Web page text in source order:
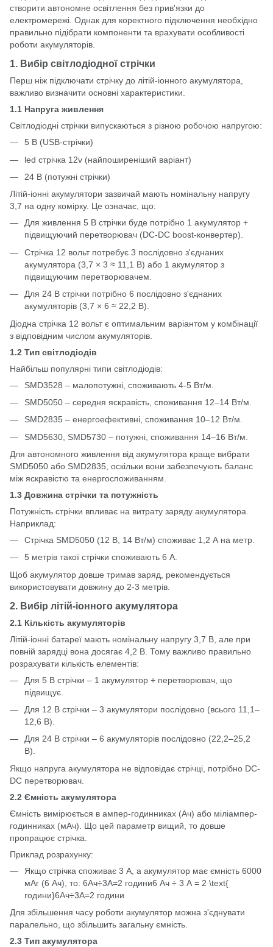
створити автономне освітлення без прив'язки до
електромережі. Однак для коректного підключення необхідно
правильно підібрати компоненти та врахувати особливості
роботи акумуляторів.
1. Вибір світлодіодної стрічки
Перш ніж підключати стрічку до літій-іонного акумулятора,
важливо визначити основні характеристики.
1.1 Напруга живлення
Світлодіодні стрічки випускаються з різною робочою напругою:
5 В (USB-стрічки)
led стрічка 12v (найпоширеніший варіант)
24 В (потужні стрічки)
Літій-іонні акумулятори зазвичай мають номінальну напругу
3,7 на одну комірку. Це означає, що:
Для живлення 5 В стрічки буде потрібно 1 акумулятор +
підвищуючий перетворювач (DC-DC boost-конвертер).
Стрічка 12 вольт потребує 3 послідовно з'єднаних
акумулятора (3,7 × 3 ≈ 11,1 В) або 1 акумулятор з
підвищуючим перетворювачем.
Для 24 В стрічки потрібно 6 послідовно з'єднаних
акумуляторів (3,7 × 6 ≈ 22,2 В).
Діодна стрічка 12 вольт є оптимальним варіантом у комбінації
з відповідним числом акумуляторів.
1.2 Тип світлодіодів
Найбільш популярні типи світлодіодів:
SMD3528 – малопотужні, споживають 4-5 Вт/м.
SMD5050 – середня яскравість, споживання 12–14 Вт/м.
SMD2835 – енергоефективні, споживання 10–12 Вт/м.
SMD5630, SMD5730 – потужні, споживання 14–16 Вт/м.
Для автономного живлення від акумулятора краще вибрати
SMD5050 або SMD2835, оскільки вони забезпечують баланс
між яскравістю та енергоспоживанням.
1.3 Довжина стрічки та потужність
Потужність стрічки впливає на витрату заряду акумулятора.
Наприклад:
Стрічка SMD5050 (12 В, 14 Вт/м) споживає 1,2 А на метр.
5 метрів такої стрічки споживають 6 А.
Щоб акумулятор довше тримав заряд, рекомендується
використовувати довжину до 2-3 метрів.
2. Вибір літій-іонного акумулятора
2.1 Кількість акумуляторів
Літій-іонні батареї мають номінальну напругу 3,7 В, але при
повній зарядці вона досягає 4,2 В. Тому важливо правильно
розрахувати кількість елементів:
Для 5 В стрічки – 1 акумулятор + перетворювач, що
підвищує.
Для 12 В стрічки – 3 акумулятори послідовно (всього 11,1–
12,6 В).
Для 24 В стрічки – 6 акумуляторів послідовно (22,2–25,2
В).
Якщо напруга акумулятора не відповідає стрічці, потрібно DC-
DC перетворювач.
2.2 Ємність акумулятора
Ємність вимірюється в ампер-годинниках (Ач) або міліампер-
годинниках (мАч). Що цей параметр вищий, то довше
пропрацює стрічка.
Приклад розрахунку:
Якщо стрічка споживає 3 А, а акумулятор має ємність 6000
мАг (6 Ач), то: 6Ач÷3А=2 години6 Ач ÷ 3 А = 2 \text{
години}6Ач÷3А=2 години
Для збільшення часу роботи акумулятор можна з'єднувати
паралельно, що збільшить загальну ємність.
2.3 Тип акумулятора